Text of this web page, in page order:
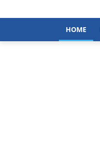
HOME